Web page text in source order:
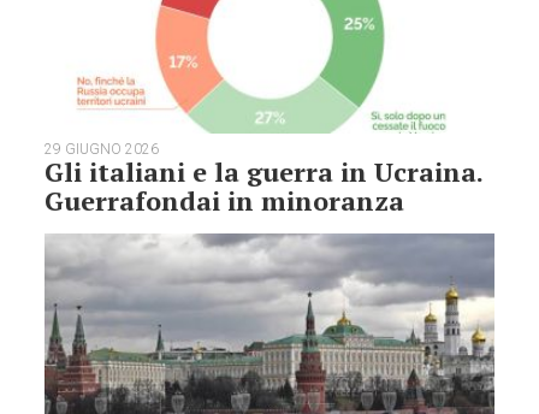
29 GIUGNO 2026
Gli italiani e la guerra in Ucraina.
Guerrafondai in minoranza